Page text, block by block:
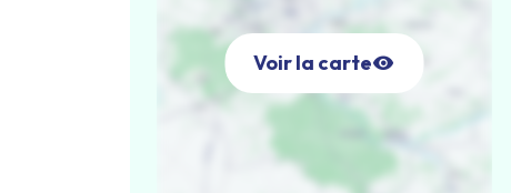
Voir la carte